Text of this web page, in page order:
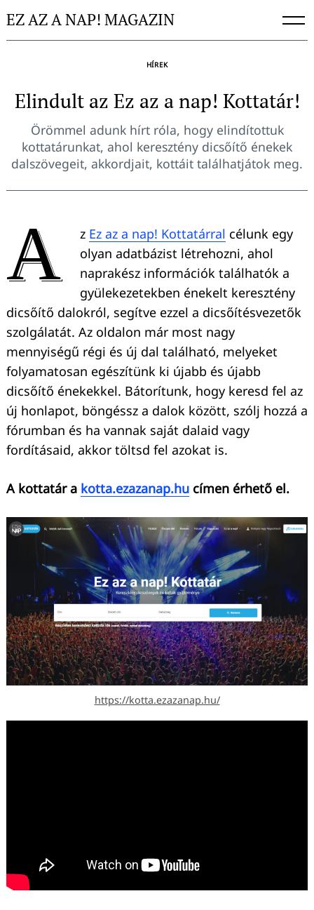
toEZ AZ A NAP! MAGAZIN
HÍREK
Elindult az Ez az a nap! Kottatár!
Örömmel adunk hírt róla, hogy elindítottuk
kottatárunkat, ahol keresztény dicsőítő énekek
dalszövegeit, akkordjait, kottáit találhatjátok meg.
A z Ez az a nap! Kottatárral célunk egy
olyan adatbázist létrehozni, ahol
naprakész információk találhatók a
gyülekezetekben énekelt keresztény
dicsőítő dalokról, segítve ezzel a dicsőítésvezetők
szolgálatát. Az oldalon már most nagy
mennyiségű régi és új dal található, melyeket
folyamatosan egészítünk ki újabb és újabb
dicsőítő énekekkel. Bátorítunk, hogy keresd fel az
új honlapot, böngéssz a dalok között, szólj hozzá a
fórumban és ha vannak saját dalaid vagy
fordításaid, akkor töltsd fel azokat is.
A kottatár a kotta.ezazanap.hu címen érhető el.
https://kotta.ezazanap.hu/